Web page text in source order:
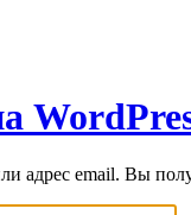
адрес email. Вы